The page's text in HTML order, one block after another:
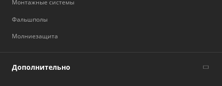
Монтажные системы
Фальшполы
Молниезащита
Дополнительно